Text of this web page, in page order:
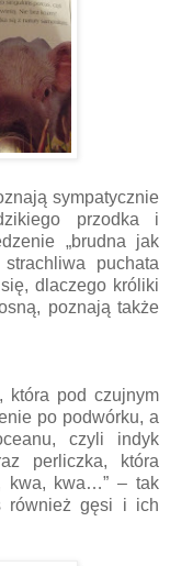
sympatycznie
przodka i
„brudna jak
puchata
dlaczego króliki
poznają także
która pod czujnym
po podwórku, a
czyli indyk
perliczka, która
kwa, kwa…” – tak
również gęsi i ich